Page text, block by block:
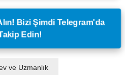
Bizi Şimdi Telegram'da
Edin!
ve Uzmanlık